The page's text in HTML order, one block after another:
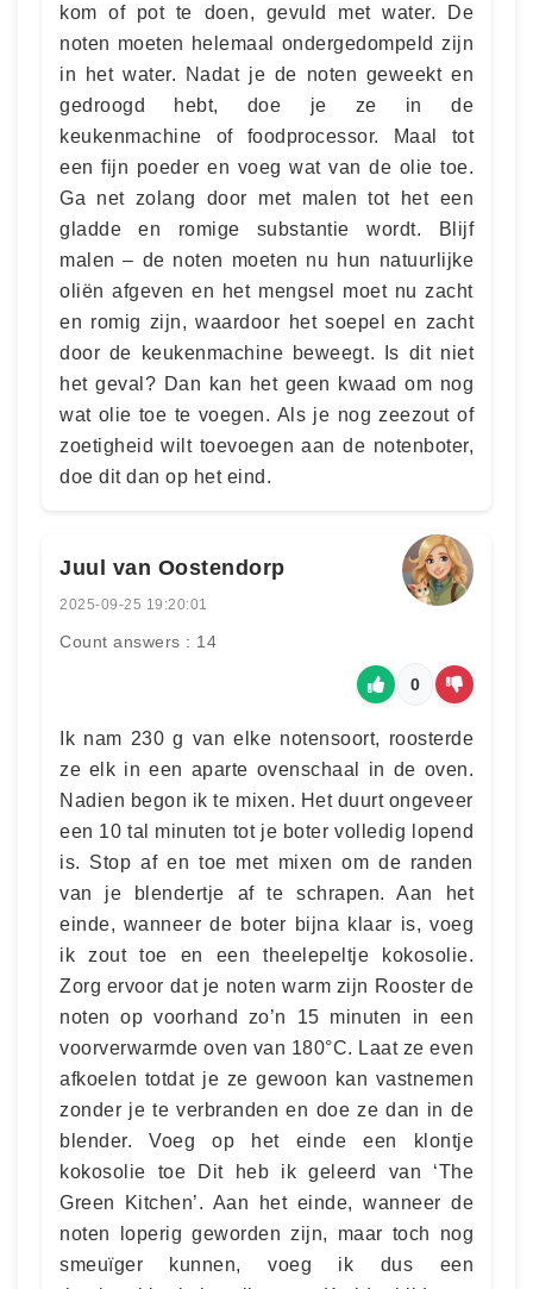
kom of pot te doen, gevuld met water. De
noten moeten helemaal ondergedompeld zijn
in het water. Nadat je de noten geweekt en
gedroogd hebt, doe je ze in de
keukenmachine of foodprocessor. Maal tot
een fijn poeder en voeg wat van de olie toe.
Ga net zolang door met malen tot het een
gladde en romige substantie wordt. Blijf
malen – de noten moeten nu hun natuurlijke
oliën afgeven en het mengsel moet nu zacht
en romig zijn, waardoor het soepel en zacht
door de keukenmachine beweegt. Is dit niet
het geval? Dan kan het geen kwaad om nog
wat olie toe te voegen. Als je nog zeezout of
zoetigheid wilt toevoegen aan de notenboter,
doe dit dan op het eind.
Juul van Oostendorp
2025-09-25 19:20:01
Count answers : 14
0
Ik nam 230 g van elke notensoort, roosterde
ze elk in een aparte ovenschaal in de oven.
Nadien begon ik te mixen. Het duurt ongeveer
een 10 tal minuten tot je boter volledig lopend
is. Stop af en toe met mixen om de randen
van je blendertje af te schrapen. Aan het
einde, wanneer de boter bijna klaar is, voeg
ik zout toe en een theelepeltje kokosolie.
Zorg ervoor dat je noten warm zijn Rooster de
noten op voorhand zo’n 15 minuten in een
voorverwarmde oven van 180°C. Laat ze even
afkoelen totdat je ze gewoon kan vastnemen
zonder je te verbranden en doe ze dan in de
blender. Voeg op het einde een klontje
kokosolie toe Dit heb ik geleerd van ‘The
Green Kitchen’. Aan het einde, wanneer de
noten loperig geworden zijn, maar toch nog
smeuïger kunnen, voeg ik dus een